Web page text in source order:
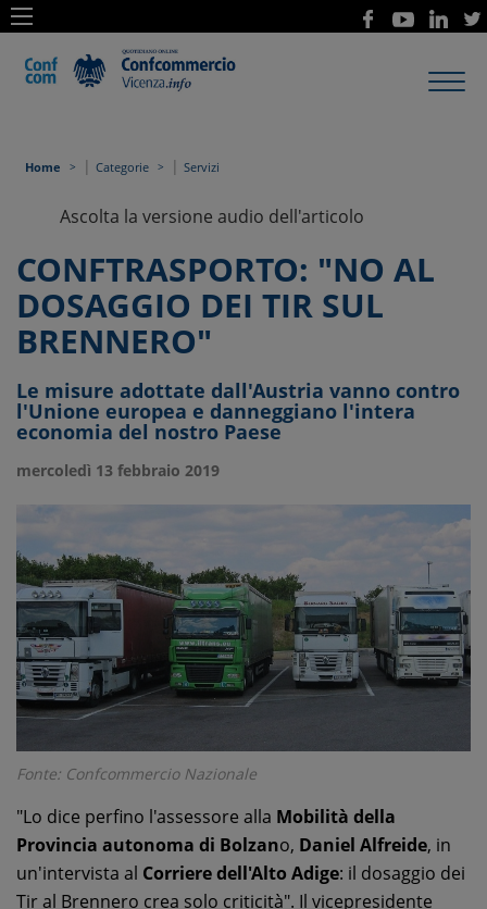
Home | Categorie | Servizi
Ascolta la versione audio dell'articolo
CONFTRASPORTO: "NO AL
DOSAGGIO DEI TIR SUL
BRENNERO"
Le misure adottate dall'Austria vanno contro
l'Unione europea e danneggiano l'intera
economia del nostro Paese
mercoledì 13 febbraio 2019
Fonte: Confcommercio Nazionale
"Lo dice perfino l'assessore alla Mobilità della
Provincia autonoma di Bolzano, Daniel Alfreide, in
un'intervista al Corriere dell'Alto Adige: il dosaggio dei
Tir al Brennero crea solo criticità". Il vicepresidente